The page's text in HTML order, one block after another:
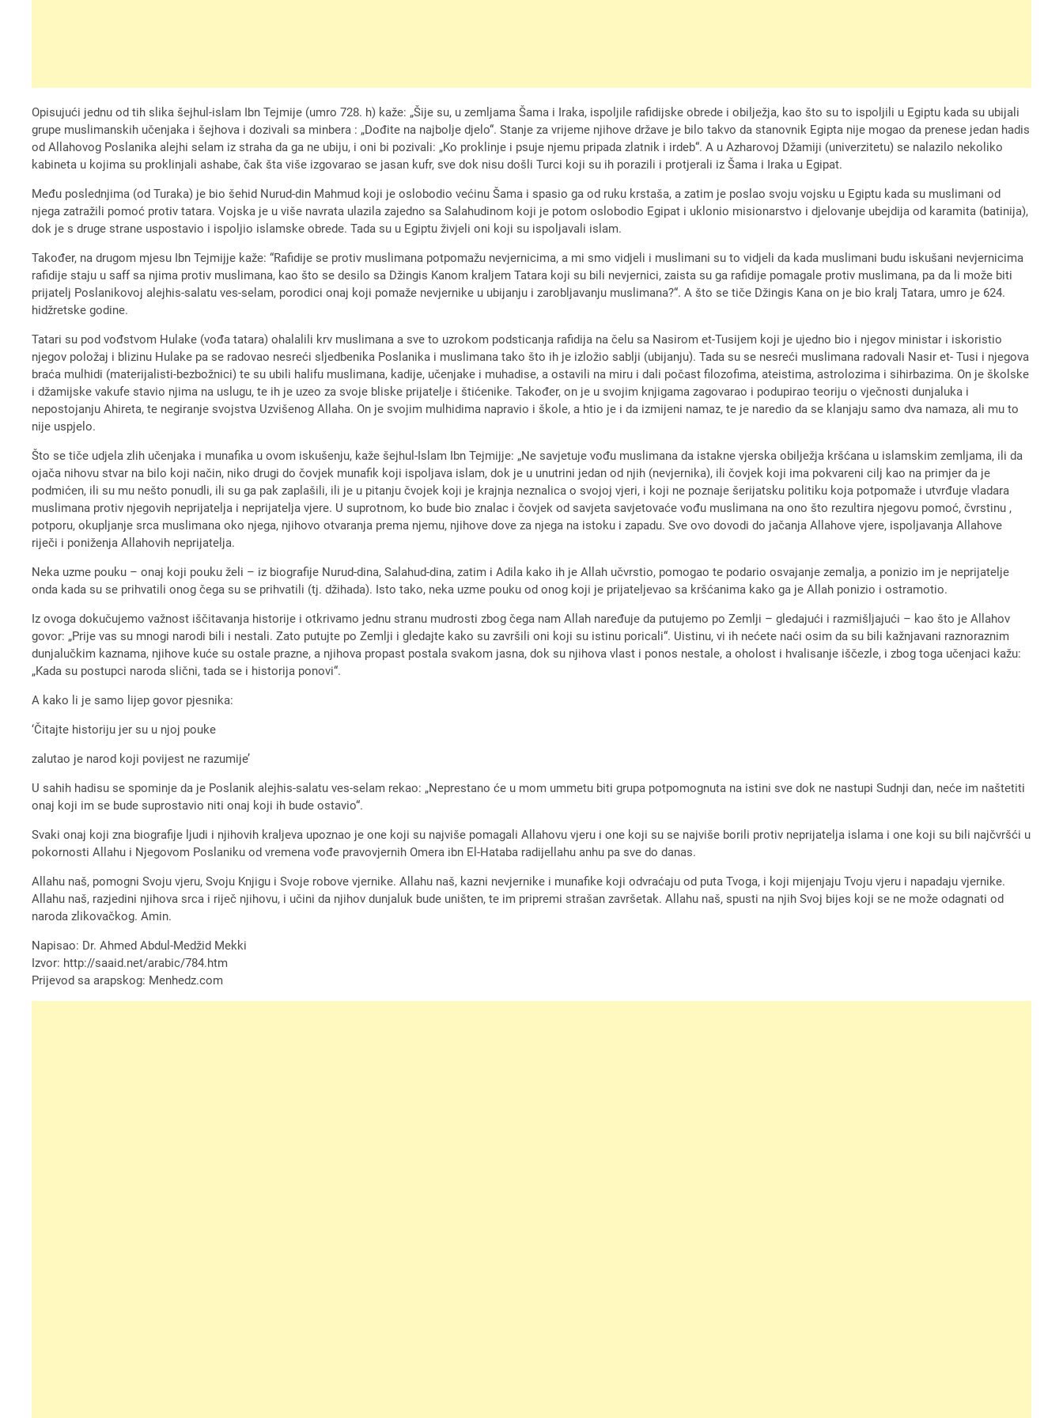
Opisujući jednu od tih slika šejhul-islam Ibn Tejmije (umro 728. h) kaže: „Šije su, u zemljama Šama i Iraka, ispoljile rafidijske obrede i obilježja, kao što su to ispoljili u Egiptu kada su ubijali
grupe muslimanskih učenjaka i šejhova i dozivali sa minbera : „Dođite na najbolje djelo“. Stanje za vrijeme njihove države je bilo takvo da stanovnik Egipta nije mogao da prenese jedan hadis
od Allahovog Poslanika alejhi selam iz straha da ga ne ubiju, i oni bi pozivali: „Ko proklinje i psuje njemu pripada zlatnik i irdeb“. A u Azharovoj Džamiji (univerzitetu) se nalazilo nekoliko
kabineta u kojima su proklinjali ashabe, čak šta više izgovarao se jasan kufr, sve dok nisu došli Turci koji su ih porazili i protjerali iz Šama i Iraka u Egipat.
Među poslednjima (od Turaka) je bio šehid Nurud-din Mahmud koji je oslobodio većinu Šama i spasio ga od ruku krstaša, a zatim je poslao svoju vojsku u Egiptu kada su muslimani od
njega zatražili pomoć protiv tatara. Vojska je u više navrata ulazila zajedno sa Salahudinom koji je potom oslobodio Egipat i uklonio misionarstvo i djelovanje ubejdija od karamita (batinija),
dok je s druge strane uspostavio i ispoljio islamske obrede. Tada su u Egiptu živjeli oni koji su ispoljavali islam.
Također, na drugom mjesu Ibn Tejmijje kaže: “Rafidije se protiv muslimana potpomažu nevjernicima, a mi smo vidjeli i muslimani su to vidjeli da kada muslimani budu iskušani nevjernicima
rafidije staju u saff sa njima protiv muslimana, kao što se desilo sa Džingis Kanom kraljem Tatara koji su bili nevjernici, zaista su ga rafidije pomagale protiv muslimana, pa da li može biti
prijatelj Poslanikovoj alejhis-salatu ves-selam, porodici onaj koji pomaže nevjernike u ubijanju i zarobljavanju muslimana?“. A što se tiče Džingis Kana on je bio kralj Tatara, umro je 624.
hidžretske godine.
Tatari su pod vođstvom Hulake (vođa tatara) ohalalili krv muslimana a sve to uzrokom podsticanja rafidija na čelu sa Nasirom et-Tusijem koji je ujedno bio i njegov ministar i iskoristio
njegov položaj i blizinu Hulake pa se radovao nesreći sljedbenika Poslanika i muslimana tako što ih je izložio sablji (ubijanju). Tada su se nesreći muslimana radovali Nasir et- Tusi i njegova
braća mulhidi (materijalisti-bezbožnici) te su ubili halifu muslimana, kadije, učenjake i muhadise, a ostavili na miru i dali počast filozofima, ateistima, astrolozima i sihirbazima. On je školske
i džamijske vakufe stavio njima na uslugu, te ih je uzeo za svoje bliske prijatelje i štićenike. Također, on je u svojim knjigama zagovarao i podupirao teoriju o vječnosti dunjaluka i
nepostojanju Ahireta, te negiranje svojstva Uzvišenog Allaha. On je svojim mulhidima napravio i škole, a htio je i da izmijeni namaz, te je naredio da se klanjaju samo dva namaza, ali mu to
nije uspjelo.
Što se tiče udjela zlih učenjaka i munafika u ovom iskušenju, kaže šejhul-Islam Ibn Tejmijje: „Ne savjetuje vođu muslimana da istakne vjerska obilježja kršćana u islamskim zemljama, ili da
ojača nihovu stvar na bilo koji način, niko drugi do čovjek munafik koji ispoljava islam, dok je u unutrini jedan od njih (nevjernika), ili čovjek koji ima pokvareni cilj kao na primjer da je
podmićen, ili su mu nešto ponudli, ili su ga pak zaplašili, ili je u pitanju čvojek koji je krajnja neznalica o svojoj vjeri, i koji ne poznaje šerijatsku politiku koja potpomaže i utvrđuje vladara
muslimana protiv njegovih neprijatelja i neprijatelja vjere. U suprotnom, ko bude bio znalac i čovjek od savjeta savjetovaće vođu muslimana na ono što rezultira njegovu pomoć, čvrstinu ,
potporu, okupljanje srca muslimana oko njega, njihovo otvaranja prema njemu, njihove dove za njega na istoku i zapadu. Sve ovo dovodi do jačanja Allahove vjere, ispoljavanja Allahove
riječi i poniženja Allahovih neprijatelja.
Neka uzme pouku – onaj koji pouku želi – iz biografije Nurud-dina, Salahud-dina, zatim i Adila kako ih je Allah učvrstio, pomogao te podario osvajanje zemalja, a ponizio im je neprijatelje
onda kada su se prihvatili onog čega su se prihvatili (tj. džihada). Isto tako, neka uzme pouku od onog koji je prijateljevao sa kršćanima kako ga je Allah ponizio i ostramotio.
Iz ovoga dokučujemo važnost iščitavanja historije i otkrivamo jednu stranu mudrosti zbog čega nam Allah naređuje da putujemo po Zemlji – gledajući i razmišljajući – kao što je Allahov
govor: „Prije vas su mnogi narodi bili i nestali. Zato putujte po Zemlji i gledajte kako su završili oni koji su istinu poricali“. Uistinu, vi ih nećete naći osim da su bili kažnjavani raznoraznim
dunjalučkim kaznama, njihove kuće su ostale prazne, a njihova propast postala svakom jasna, dok su njihova vlast i ponos nestale, a oholost i hvalisanje iščezle, i zbog toga učenjaci kažu:
„Kada su postupci naroda slični, tada se i historija ponovi“.
A kako li je samo lijep govor pjesnika:
‘Čitajte historiju jer su u njoj pouke
zalutao je narod koji povijest ne razumije’
U sahih hadisu se spominje da je Poslanik alejhis-salatu ves-selam rekao: „Neprestano će u mom ummetu biti grupa potpomognuta na istini sve dok ne nastupi Sudnji dan, neće im naštetiti
onaj koji im se bude suprostavio niti onaj koji ih bude ostavio“.
Svaki onaj koji zna biografije ljudi i njihovih kraljeva upoznao je one koji su najviše pomagali Allahovu vjeru i one koji su se najviše borili protiv neprijatelja islama i one koji su bili najčvršći u
pokornosti Allahu i Njegovom Poslaniku od vremena vođe pravovjernih Omera ibn El-Hataba radijellahu anhu pa sve do danas.
Allahu naš, pomogni Svoju vjeru, Svoju Knjigu i Svoje robove vjernike. Allahu naš, kazni nevjernike i munafike koji odvraćaju od puta Tvoga, i koji mijenjaju Tvoju vjeru i napadaju vjernike.
Allahu naš, razjedini njihova srca i riječ njihovu, i učini da njihov dunjaluk bude uništen, te im pripremi strašan završetak. Allahu naš, spusti na njih Svoj bijes koji se ne može odagnati od
naroda zlikovačkog. Amin.
Napisao: Dr. Ahmed Abdul-Medžid Mekki
Izvor: http://saaid.net/arabic/784.htm
Prijevod sa arapskog: Menhedz.com